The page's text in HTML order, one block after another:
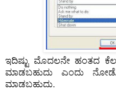
ಇದಿಷ್ಟು ಮೊದಲನೇ ಹಂತದ
ಮಾಡಬಹುದು ಎಂದು
ಮಾಡಬಹುದು.